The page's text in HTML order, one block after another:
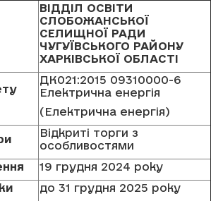
ВІДДІЛ ОСВІТИ
СЛОБОЖАНСЬКОЇ
СЕЛИЩНОЇ РАДИ
ЧУГУЇВСЬКОГО РАЙОНУ
ХАРКІВСЬКОЇ ОБЛАСТІ
ДК021:2015 09310000-6
Електрична енергія
(Електрична енергія)
Відкриті торги з
особливостями
19 грудня 2024 року
до 31 грудня 2025 року